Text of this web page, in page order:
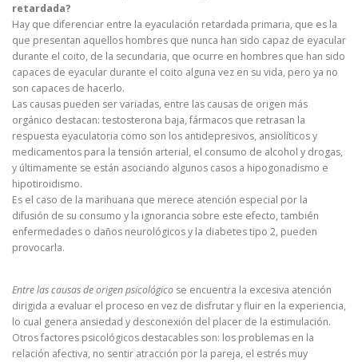
retardada?
Hay que diferenciar entre la eyaculación retardada primaria, que es la
que presentan aquellos hombres que nunca han sido capaz de eyacular
durante el coito, de la secundaria, que ocurre en hombres que han sido
capaces de eyacular durante el coito alguna vez en su vida, pero ya no
son capaces de hacerlo.
Las causas pueden ser variadas, entre las causas de origen más
orgánico destacan: testosterona baja, fármacos que retrasan la
respuesta eyaculatoria como son los antidepresivos, ansiolíticos y
medicamentos para la tensión arterial, el consumo de alcohol y drogas,
y últimamente se están asociando algunos casos a hipogonadismo e
hipotiroidismo.
Es el caso de la marihuana que merece atención especial por la
difusión de su consumo y la ignorancia sobre este efecto, también
enfermedades o daños neurológicos y la diabetes tipo 2, pueden
provocarla.
Entre las causas de origen psicológico se encuentra la excesiva atención
dirigida a evaluar el proceso en vez de disfrutar y fluir en la experiencia,
lo cual genera ansiedad y desconexión del placer de la estimulación.
Otros factores psicológicos destacables son: los problemas en la
relación afectiva, no sentir atracción por la pareja, el estrés muy